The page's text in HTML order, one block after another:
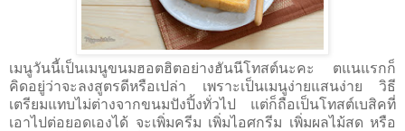
เมนูวันนี้เป็นเมนูขนมฮอตฮิตอย่างฮันนีโทสต์นะคะ ตแนแรกก็
คิดอยู่ว่าจะลงสูตรดีหรือเปล่า เพราะเป็นเมนูง่ายแสนง่าย วิธี
เตรียมแทบไม่ต่างจากขนมปังปิ้งทั่วไป แต่ก็ถือเป็นโทสต์เบสิคที่
เอาไปต่อยอดเองได้ จะเพิ่มครีม เพิ่มไอศกรีม เพิ่มผลไม้สด หรือ